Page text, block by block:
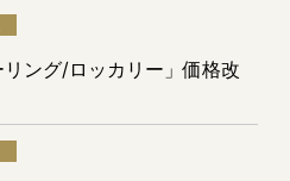
リング/ロッカリー」価格改